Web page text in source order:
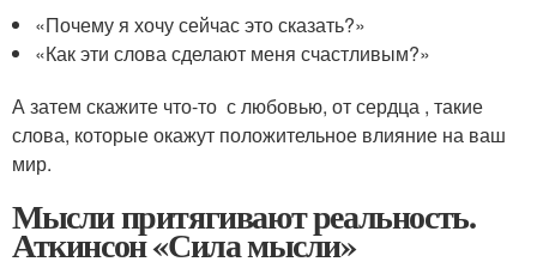
«Почему я хочу сейчас это сказать?»
«Как эти слова сделают меня счастливым?»
А затем скажите что-то с любовью, от сердца , такие
слова, которые окажут положительное влияние на ваш
мир.
Мысли притягивают реальность.
Аткинсон «Сила мысли»